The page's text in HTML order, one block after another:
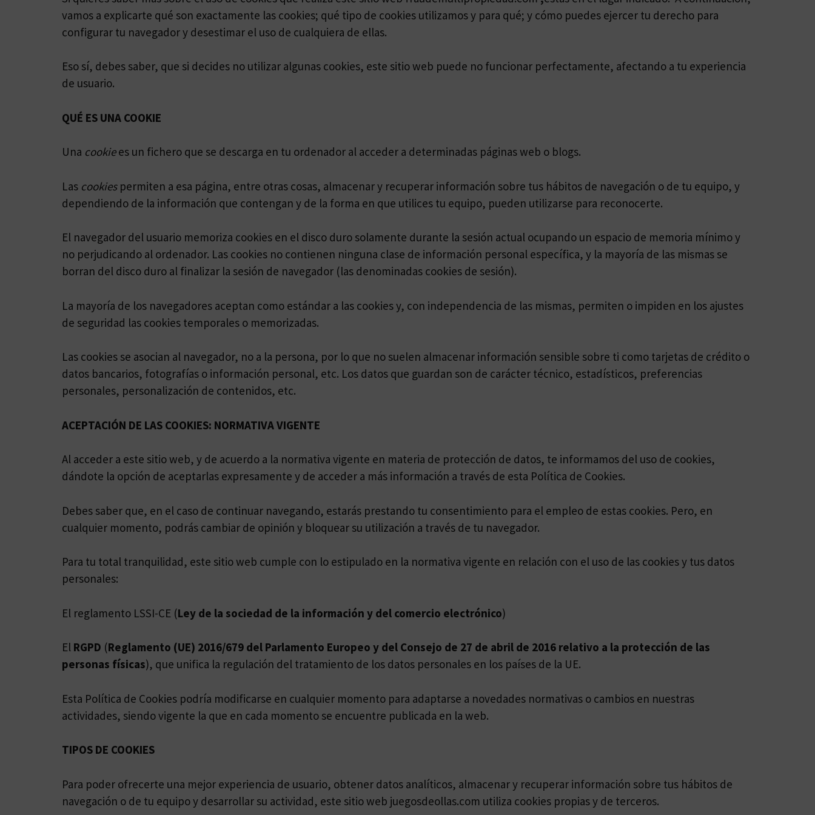
vamos a explicarte qué son exactamente las cookies; qué tipo de cookies utilizamos y para qué; y cómo puedes ejercer tu derecho para
configurar tu navegador y desestimar el uso de cualquiera de ellas.
Eso sí, debes saber, que si decides no utilizar algunas cookies, este sitio web puede no funcionar perfectamente, afectando a tu experiencia
de usuario.
QUÉ ES UNA COOKIE
Una cookiees un fichero que se descarga en tu ordenador al acceder a determinadas páginas web o blogs.
Las cookiespermiten a esa página, entre otras cosas, almacenar y recuperar información sobre tus hábitos de navegación o de tu equipo, y
dependiendo de la información que contengan y de la forma en que utilices tu equipo, pueden utilizarse para reconocerte.
El navegador del usuario memoriza cookies en el disco duro solamente durante la sesión actual ocupando un espacio de memoria mínimo y
no perjudicando al ordenador. Las cookies no contienen ninguna clase de información personal específica, y la mayoría de las mismas se
borran del disco duro al finalizar la sesión de navegador (las denominadas cookies de sesión).
La mayoría de los navegadores aceptan como estándar a las cookies y, con independencia de las mismas, permiten o impiden en los ajustes
de seguridad las cookies temporales o memorizadas.
Las cookies se asocian al navegador, no a la persona, por lo que no suelen almacenar información sensible sobre ti como tarjetas de crédito o
datos bancarios, fotografías o información personal, etc. Los datos que guardan son de carácter técnico, estadísticos, preferencias
personales, personalización de contenidos, etc.
ACEPTACIÓN DE LAS COOKIES: NORMATIVA VIGENTE
Al acceder a este sitio web, y de acuerdo a la normativa vigente en materia de protección de datos, te informamos del uso de cookies,
dándote la opción de aceptarlas expresamente y de acceder a más información a través de esta Política de Cookies.
Debes saber que, en el caso de continuar navegando, estarás prestando tu consentimiento para el empleo de estas cookies. Pero, en
cualquier momento, podrás cambiar de opinión y bloquear su utilización a través de tu navegador.
Para tu total tranquilidad, este sitio web cumple con lo estipulado en la normativa vigente en relación con el uso de las cookies y tus datos
personales:
El reglamento LSSI-CE (Ley de la sociedad de la información y del comercio electrónico)
El RGPD (Reglamento (UE) 2016/679 del Parlamento Europeo y del Consejo de 27 de abril de 2016 relativo a la protección de las
personas físicas), que unifica la regulación del tratamiento de los datos personales en los países de la UE.
Esta Política de Cookies podría modificarse en cualquier momento para adaptarse a novedades normativas o cambios en nuestras
actividades, siendo vigente la que en cada momento se encuentre publicada en la web.
TIPOS DE COOKIES
Para poder ofrecerte una mejor experiencia de usuario, obtener datos analíticos, almacenar y recuperar información sobre tus hábitos de
navegación o de tu equipo y desarrollar su actividad, este sitio web juegosdeollas.com utiliza cookies propias y de terceros.